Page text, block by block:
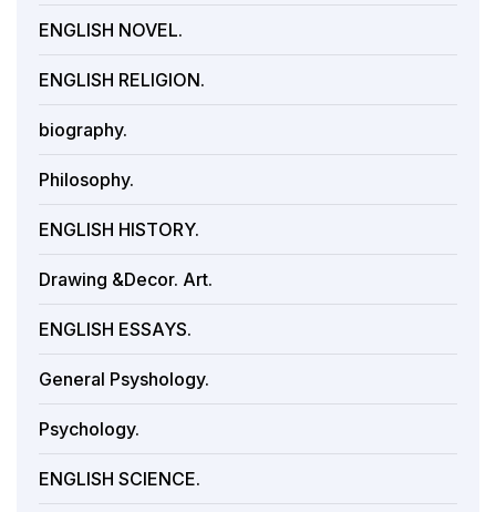
ENGLISH NOVEL.
ENGLISH RELIGION.
biography.
Philosophy.
ENGLISH HISTORY.
Drawing &Decor. Art.
ENGLISH ESSAYS.
General Psyshology.
Psychology.
ENGLISH SCIENCE.